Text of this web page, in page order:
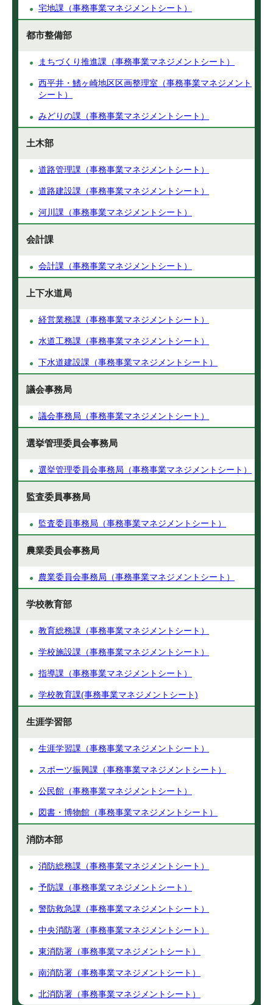
宅地課（事務事業マネジメントシート）
都市整備部
まちづくり推進課（事務事業マネジメントシート）
西平井・鰭ヶ崎地区区画整理室（事務事業マネジメント
シート）
みどりの課（事務事業マネジメントシート）
土木部
道路管理課（事務事業マネジメントシート）
道路建設課（事務事業マネジメントシート）
河川課（事務事業マネジメントシート）
会計課
会計課（事務事業マネジメントシート）
上下水道局
経営業務課（事務事業マネジメントシート）
水道工務課（事務事業マネジメントシート）
下水道建設課（事務事業マネジメントシート）
議会事務局
議会事務局（事務事業マネジメントシート）
選挙管理委員会事務局
選挙管理委員会事務局（事務事業マネジメントシート）
監査委員事務局
監査委員事務局（事務事業マネジメントシート）
農業委員会事務局
農業委員会事務局（事務事業マネジメントシート）
学校教育部
教育総務課（事務事業マネジメントシート）
学校施設課（事務事業マネジメントシート）
指導課（事務事業マネジメントシート）
学校教育課(事務事業マネジメントシート)
生涯学習部
生涯学習課（事務事業マネジメントシート）
スポーツ振興課（事務事業マネジメントシート）
公民館（事務事業マネジメントシート）
図書・博物館（事務事業マネジメントシート）
消防本部
消防総務課（事務事業マネジメントシート）
予防課（事務事業マネジメントシート）
警防救急課（事務事業マネジメントシート）
中央消防署（事務事業マネジメントシート）
東消防署（事務事業マネジメントシート）
南消防署（事務事業マネジメントシート）
北消防署（事務事業マネジメントシート）